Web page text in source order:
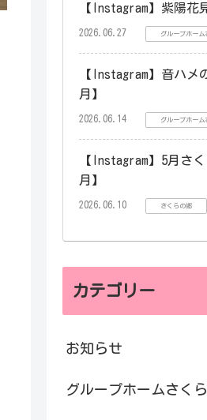
【Instagram】紫陽花
2026.06.27 グループホーム
【Instagram】音ハメ
月】
2026.06.14 グループホーム
【Instagram】5月さ
月】
2026.06.10 さくらの郷
カテゴリー
お知らせ
グループホームさくら